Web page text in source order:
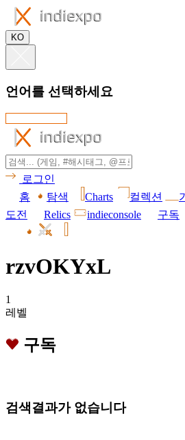
KO
언어를 선택하세요
로그인
홈
탐색 Charts 컬렉션
도전
Relics indieconsole 구독
rzvOKYxL
1
레벨
구독
검색결과가 없습니다